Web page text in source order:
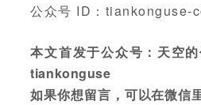
公众号 ID：tiankonguse-
本文首发于公众号：天空
tiankonguse
如果你想留言，可以在微信